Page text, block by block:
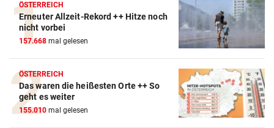
ÖSTERREICH
Erneuter Allzeit-Rekord ++ Hitze noch
nicht vorbei
157.668 mal gelesen
ÖSTERREICH
Das waren die heißesten Orte ++ So
geht es weiter
155.010 mal gelesen